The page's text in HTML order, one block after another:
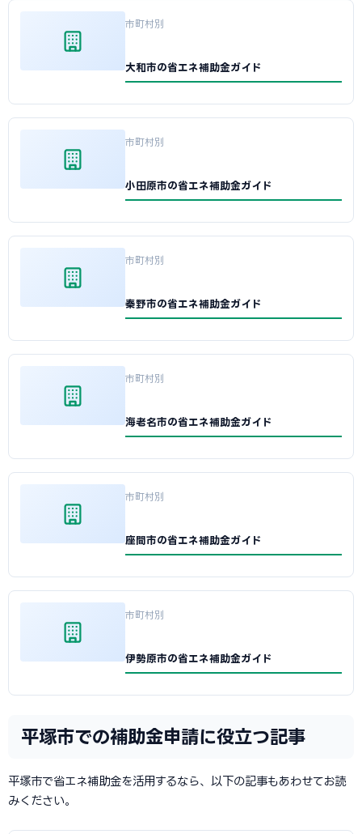
市町村別
大和市の省エネ補助金ガイド
市町村別
小田原市の省エネ補助金ガイド
市町村別
秦野市の省エネ補助金ガイド
市町村別
海老名市の省エネ補助金ガイド
市町村別
座間市の省エネ補助金ガイド
市町村別
伊勢原市の省エネ補助金ガイド
平塚市での補助金申請に役立つ記事
平塚市で省エネ補助金を活用するなら、以下の記事もあわせてお読
みください。